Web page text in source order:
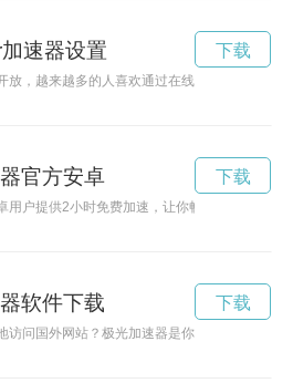
速器设置
放，越来越多的人喜欢通过在线平台来观看各
下载
官方安卓
用户提供2小时免费加速，让你畅爽游戏、观看
下载
软件下载
访问国外网站？极光加速器是你的不二选择！
下载